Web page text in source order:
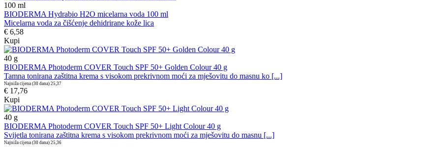
100 ml
BIODERMA Hydrabio H2O micelarna voda 100 ml
Micelarna voda za čišćenje dehidrirane kože lica
€ 6,58
Kupi
40 g
BIODERMA Photoderm COVER Touch SPF 50+ Golden Colour 40 g
Tamna tonirana zaštitna krema s visokom prekrivnom moći za mješovitu do masnu ko [...]
Najniža cijena (30 dana) 25,37
€ 17,76
Kupi
40 g
BIODERMA Photoderm COVER Touch SPF 50+ Light Colour 40 g
Svijetla tonirana zaštitna krema s visokom prekrivnom moći za mješovitu do masnu [...]
Najniža cijena (30 dana) 25,36